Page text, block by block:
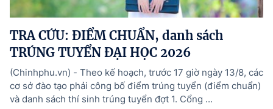
TRA CỨU: ĐIỂM CHUẨN, danh sách
TRÚNG TUYỂN ĐẠI HỌC 2026
(Chinhphu.vn) - Theo kế hoạch, trước 17 giờ ngày 13/8, các
cơ sở đào tạo phải công bố điểm trúng tuyển (điểm chuẩn)
và danh sách thí sinh trúng tuyển đợt 1. Cổng ...